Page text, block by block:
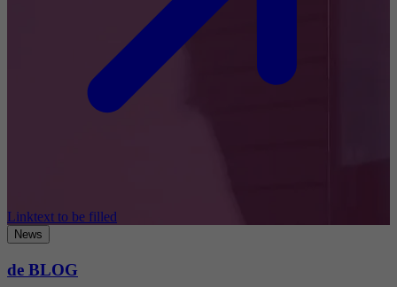
Linktext to be filled
News
de BLOG